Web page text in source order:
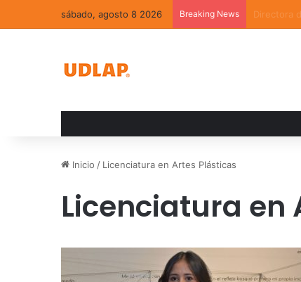
sábado, agosto 8 2026 Breaking News La
Inicio / Licenciatura en Artes Plásticas
Licenciatura en